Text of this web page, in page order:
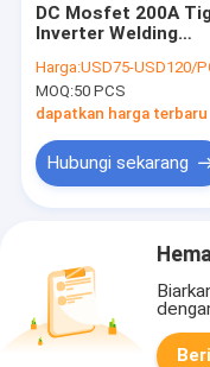
DC Mosfet 200A
Inverter Welding
Stainless Steel
Harga:USD75-USD120/
MOQ:50 PCS
dapatkan harga terbaru
Hubungi sekarang